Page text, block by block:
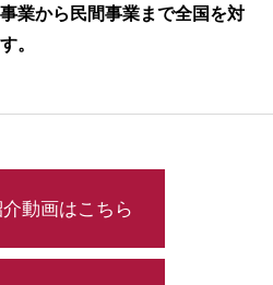
業から民間事業まで全国を対
。
動画はこちら